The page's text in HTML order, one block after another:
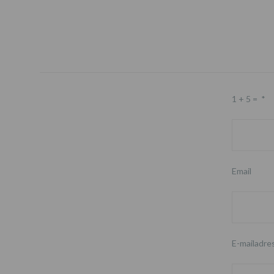
1 + 5 = *
Email
E-